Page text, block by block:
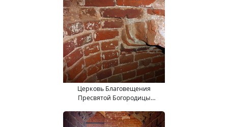
Церковь Благовещения
Пресвятой Богородицы